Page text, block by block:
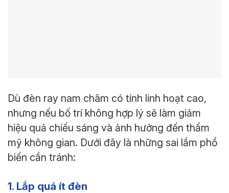
Dù đèn ray nam châm có tính linh hoạt cao,
nhưng nếu bố trí không hợp lý sẽ làm giảm
hiệu quả chiếu sáng và ảnh hưởng đến thẩm
mỹ không gian. Dưới đây là những sai lầm phổ
biến cần tránh:
1. Lắp quá ít đèn